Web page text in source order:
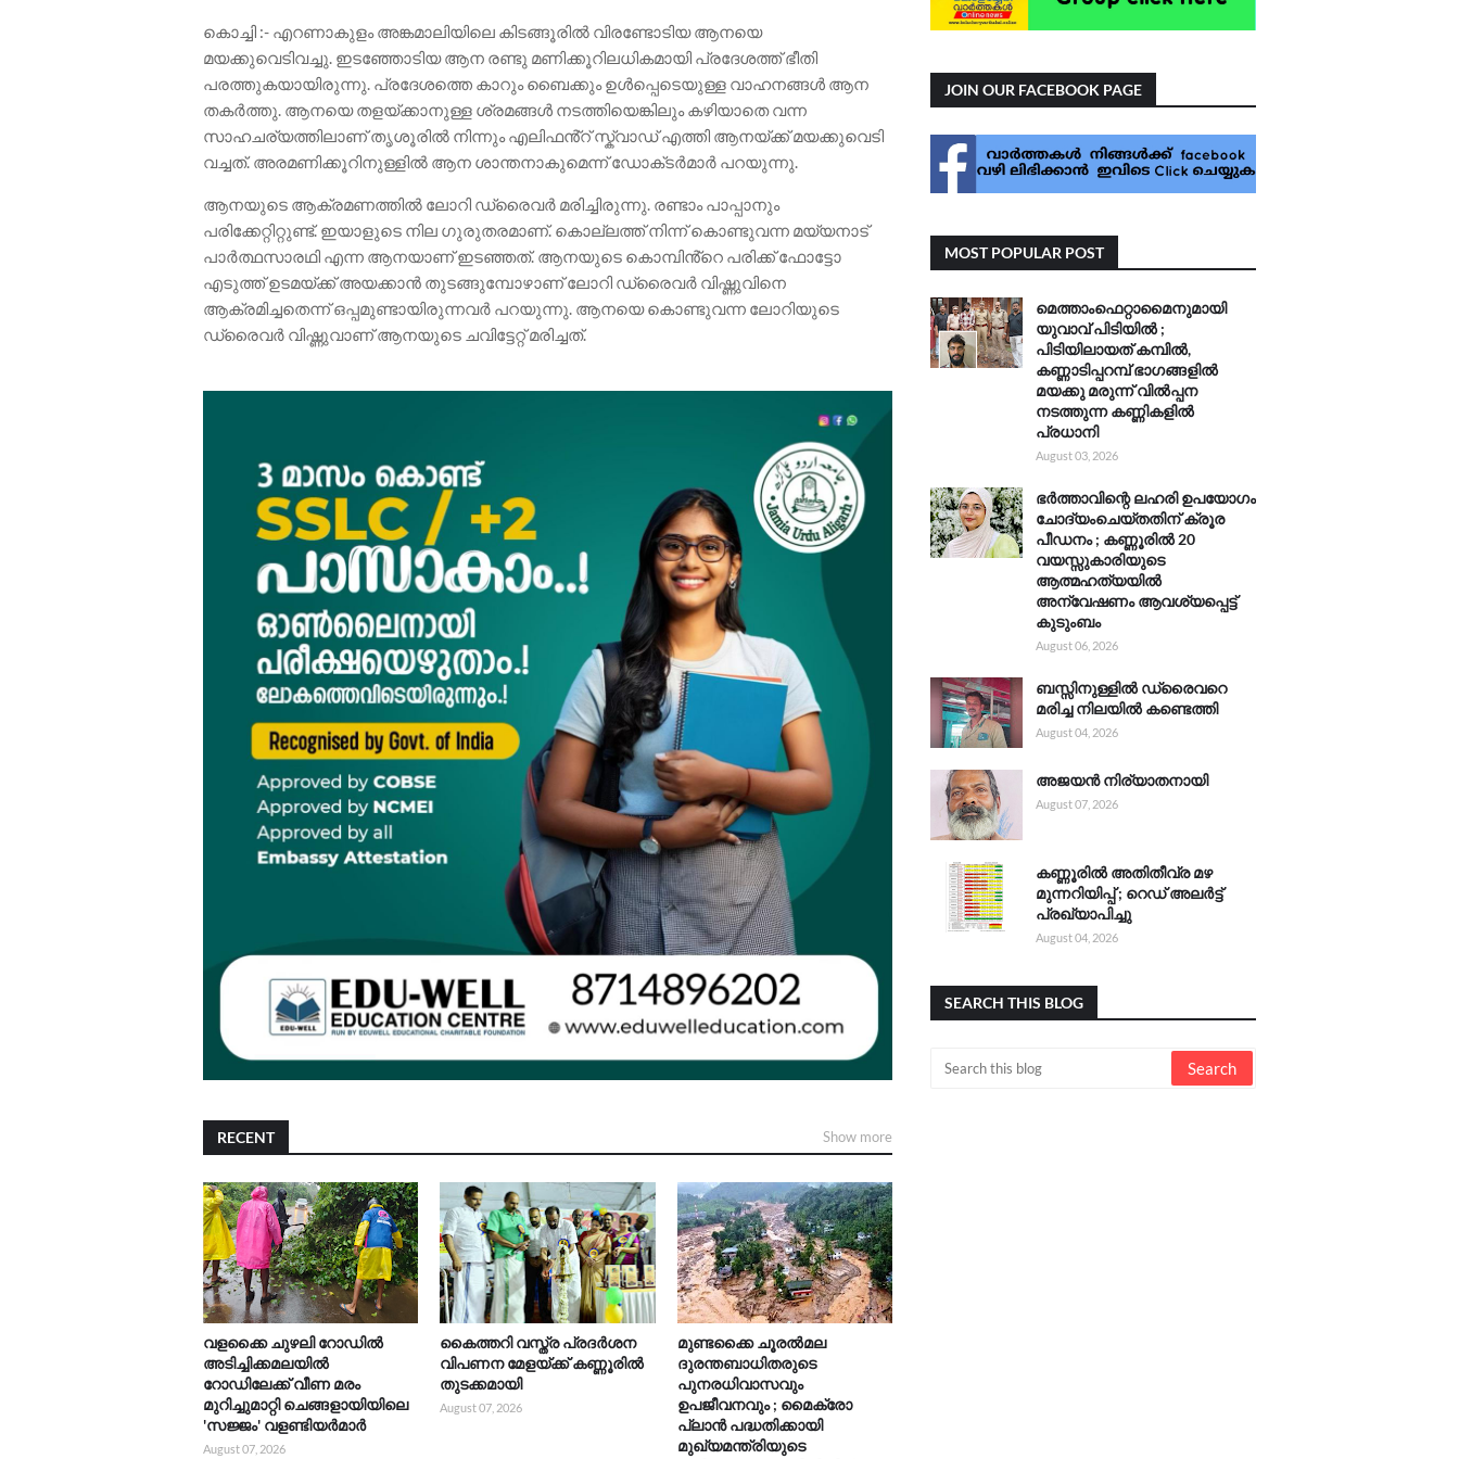
കൊച്ചി :- എറണാകുളം അങ്കമാലിയിലെ കിടങ്ങൂരിൽ വിരണ്ടോടിയ ആനയെ
മയക്കുവെടിവച്ചു. ഇടഞ്ഞോടിയ ആന രണ്ടു മണിക്കൂറിലധികമായി പ്രദേശത്ത് ഭീതി
പരത്തുകയായിരുന്നു. പ്രദേശത്തെ കാറും ബൈക്കും ഉൾപ്പെടെയുള്ള വാഹനങ്ങൾ ആന
തകർത്തു. ആനയെ തളയ്ക്കാനുള്ള ശ്രമങ്ങൾ നടത്തിയെങ്കിലും കഴിയാതെ വന്ന
സാഹചര്യത്തിലാണ് തൃശൂരിൽ നിന്നും എലിഫൻ്റ് സ്ക‌്വാഡ് എത്തി ആനയ്ക്ക് മയക്കുവെടി
വച്ചത്. അരമണിക്കൂറിനുള്ളിൽ ആന ശാന്തനാകുമെന്ന് ഡോക്‌ടർമാർ പറയുന്നു.
ആനയുടെ ആക്രമണത്തിൽ ലോറി ഡ്രൈവർ മരിച്ചിരുന്നു. രണ്ടാം പാപ്പാനും
പരിക്കേറ്റിറ്റുണ്ട്. ഇയാളുടെ നില ഗുരുതരമാണ്. കൊല്ലത്ത് നിന്ന് കൊണ്ടുവന്ന മയ്യനാട്
പാർത്ഥസാരഥി എന്ന ആനയാണ് ഇടഞ്ഞത്. ആനയുടെ കൊമ്പിൻ്റെ പരിക്ക് ഫോട്ടോ
എടുത്ത് ഉടമയ്ക്ക് അയക്കാൻ തുടങ്ങുമ്പോഴാണ് ലോറി ഡ്രൈവർ വിഷ്ണുവിനെ
ആക്രമിച്ചതെന്ന് ഒപ്പമുണ്ടായിരുന്നവർ പറയുന്നു. ആനയെ കൊണ്ടുവന്ന ലോറിയുടെ
ഡ്രൈവർ വിഷ്ണുവാണ് ആനയുടെ ചവിട്ടേറ്റ് മരിച്ചത്.
RECENT Show more
വളക്കൈ ചുഴലി റോഡിൽ
അടിച്ചിക്കമലയിൽ
റോഡിലേക്ക് വീണ മരം
മുറിച്ചുമാറ്റി ചെങ്ങളായിയിലെ
'സജ്ജം' വളണ്ടിയർമാർ
August 07, 2026
കൈത്തറി വസ്ത്ര പ്രദർശന
വിപണന മേളയ്ക്ക് കണ്ണൂരിൽ
തുടക്കമായി
August 07, 2026
മുണ്ടക്കൈ ചൂരൽമല
ദുരന്തബാധിതരുടെ
പുനരധിവാസവും
ഉപജീവനവും ; മൈക്രോ
പ്ലാൻ പദ്ധതിക്കായി
മുഖ്യമന്ത്രിയുടെ
JOIN OUR FACEBOOK PAGE
MOST POPULAR POST
മെത്താംഫെറ്റാമൈനുമായി
യുവാവ് പിടിയിൽ ;
പിടിയിലായത് കമ്പിൽ,
കണ്ണാടിപ്പറമ്പ് ഭാഗങ്ങളിൽ
മയക്കു മരുന്ന് വിൽപ്പന
നടത്തുന്ന കണ്ണികളിൽ
പ്രധാനി
August 03, 2026
ഭർത്താവിന്റെ ലഹരി ഉപയോഗം
ചോദ്യംചെയ്തതിന് ക്രൂര
പീഡനം ; കണ്ണൂരിൽ 20
വയസ്സുകാരിയുടെ
ആത്മഹത്യയിൽ
അന്വേഷണം ആവശ്യപ്പെട്ട്
കുടുംബം
August 06, 2026
ബസ്സിനുള്ളിൽ ഡ്രൈവറെ
മരിച്ച നിലയിൽ കണ്ടെത്തി
August 04, 2026
അജയൻ നിര്യാതനായി
August 07, 2026
കണ്ണൂരിൽ അതിതീവ്ര മഴ
മുന്നറിയിപ്പ് ; റെഡ് അലർട്ട്
പ്രഖ്യാപിച്ചു
August 04, 2026
SEARCH THIS BLOG